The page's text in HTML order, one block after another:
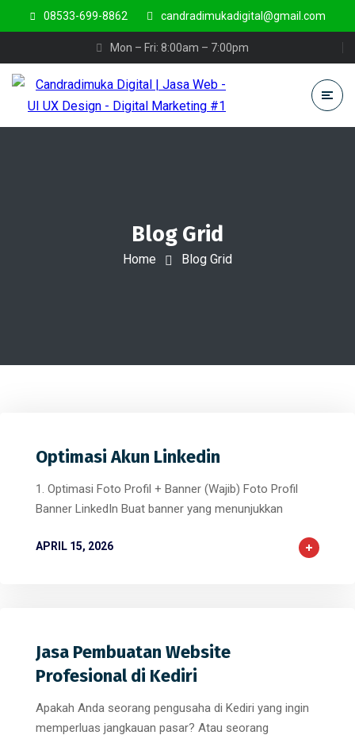
08533-699-8862 candradimukadigital@gmail.com
Mon – Fri: 8:00am – 7:00pm
Blog Grid
Home Blog Grid
Optimasi Akun Linkedin
1. Optimasi Foto Profil + Banner (Wajib) Foto Profil
Banner LinkedIn Buat banner yang menunjukkan
APRIL 15, 2026
Jasa Pembuatan Website
Profesional di Kediri
Apakah Anda seorang pengusaha di Kediri yang ingin
memperluas jangkauan pasar? Atau seorang